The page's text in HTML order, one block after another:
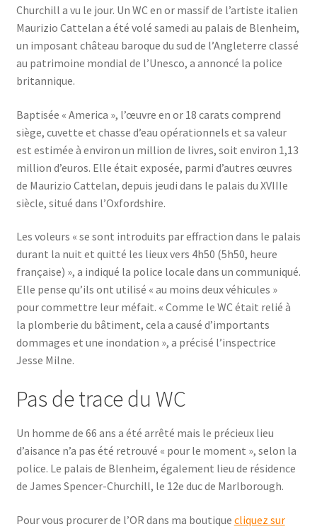
Churchill a vu le jour. Un WC en or massif de l’artiste italien
Maurizio Cattelan a été volé samedi au palais de Blenheim,
un imposant château baroque du sud de l’Angleterre classé
au patrimoine mondial de l’Unesco, a annoncé la police
britannique.
Baptisée « America », l’œuvre en or 18 carats comprend
siège, cuvette et chasse d’eau opérationnels et sa valeur
est estimée à environ un million de livres, soit environ 1,13
million d’euros. Elle était exposée, parmi d’autres œuvres
de Maurizio Cattelan, depuis jeudi dans le palais du XVIIIe
siècle, situé dans l’Oxfordshire.
Les voleurs « se sont introduits par effraction dans le palais
durant la nuit et quitté les lieux vers 4h50 (5h50, heure
française) », a indiqué la police locale dans un communiqué.
Elle pense qu’ils ont utilisé « au moins deux véhicules »
pour commettre leur méfait. « Comme le WC était relié à
la plomberie du bâtiment, cela a causé d’importants
dommages et une inondation », a précisé l’inspectrice
Jesse Milne.
Pas de trace du WC
Un homme de 66 ans a été arrêté mais le précieux lieu
d’aisance n’a pas été retrouvé « pour le moment », selon la
police. Le palais de Blenheim, également lieu de résidence
de James Spencer-Churchill, le 12e duc de Marlborough.
Pour vous procurer de l’OR dans ma boutique cliquez sur